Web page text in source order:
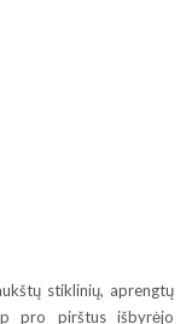
stiklinių, aprengtų
pro pirštus išbyrėjo